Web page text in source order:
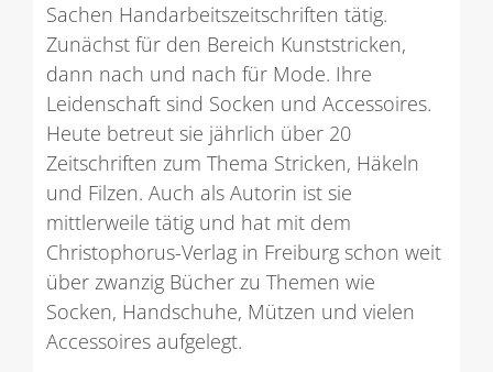
Sachen Handarbeitszeitschriften tätig.
Zunächst für den Bereich Kunststricken,
dann nach und nach für Mode. Ihre
Leidenschaft sind Socken und Accessoires.
Heute betreut sie jährlich über 20
Zeitschriften zum Thema Stricken, Häkeln
und Filzen. Auch als Autorin ist sie
mittlerweile tätig und hat mit dem
Christophorus-Verlag in Freiburg schon weit
über zwanzig Bücher zu Themen wie
Socken, Handschuhe, Mützen und vielen
Accessoires aufgelegt.